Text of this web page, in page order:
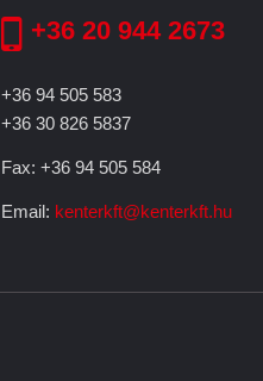
+36 20 944 2673
+36 94 505 583
+36 30 826 5837
Fax: +36 94 505 584
Email: kenterkft@kenterkft.hu